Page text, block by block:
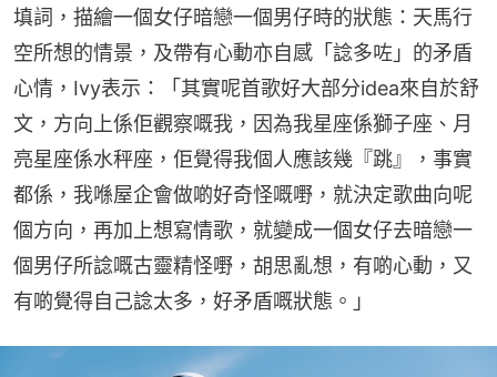
填詞，描繪一個女仔暗戀一個男仔時的狀態：天馬行
空所想的情景，及帶有心動亦自感「諗多咗」的矛盾
心情，Ivy表示：「其實呢首歌好大部分idea來自於舒
文，方向上係佢觀察嘅我，因為我星座係獅子座、月
亮星座係水秤座，佢覺得我個人應該幾『跳』，事實
都係，我喺屋企會做啲好奇怪嘅嘢，就決定歌曲向呢
個方向，再加上想寫情歌，就變成一個女仔去暗戀一
個男仔所諗嘅古靈精怪嘢，胡思亂想，有啲心動，又
有啲覺得自己諗太多，好矛盾嘅狀態。」